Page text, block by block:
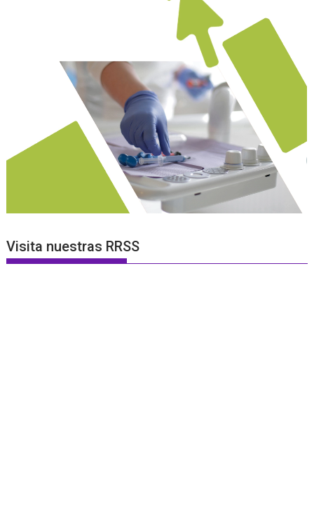
Visita nuestras RRSS